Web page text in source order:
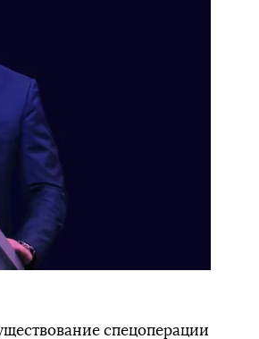
спецоперации